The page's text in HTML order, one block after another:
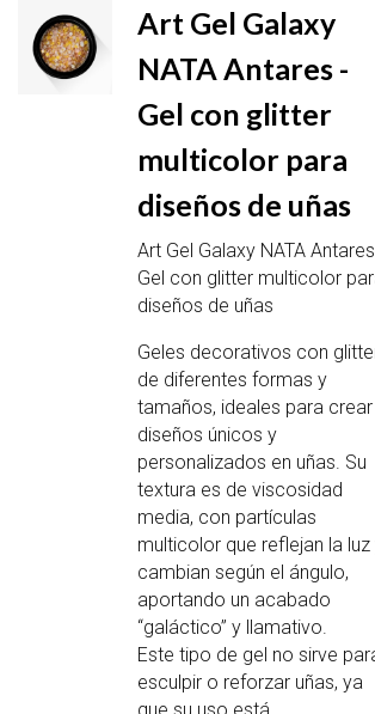
Art Gel Galaxy
NATA Antares -
Gel con glitter
multicolor para
diseños de uñas
Art Gel Galaxy NATA
Gel con glitter multicolor
diseños de uñas
Geles decorativos con
de diferentes formas y
tamaños, ideales para crear
diseños únicos y
personalizados en uñas. Su
textura es de viscosidad
media, con partículas
multicolor que reflejan la luz
cambian según el ángulo,
aportando un acabado
“galáctico” y llamativo.
Este tipo de gel no sirve
esculpir o reforzar uñas, ya